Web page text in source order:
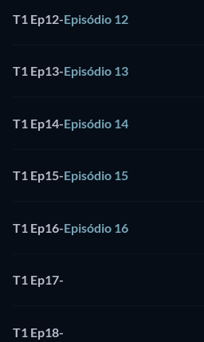
T1 Ep12-Episódio 12
T1 Ep13-Episódio 13
T1 Ep14-Episódio 14
T1 Ep15-Episódio 15
T1 Ep16-Episódio 16
T1 Ep17-
T1 Ep18-